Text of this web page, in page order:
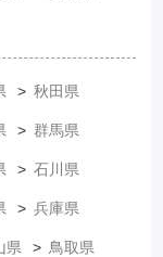
秋田県
群馬県
石川県
兵庫県
県 鳥取県